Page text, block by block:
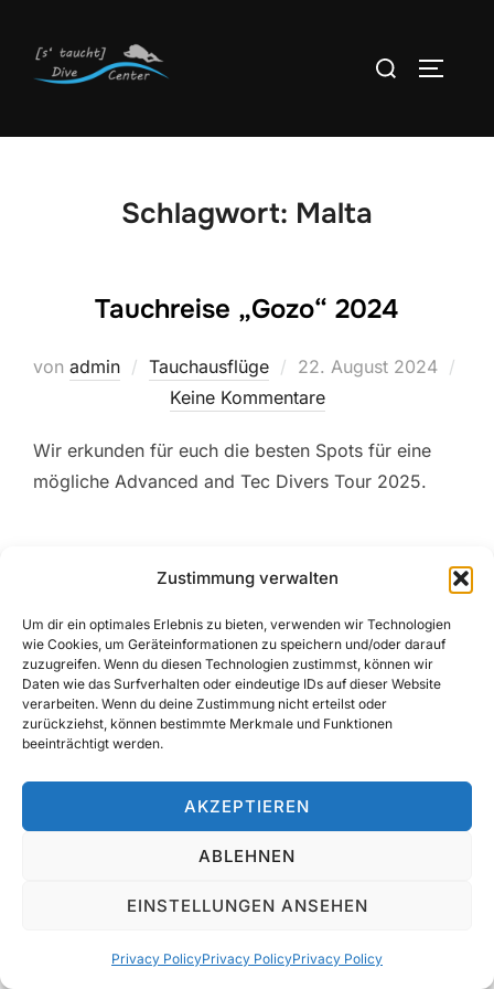
Zustimmung verwalten
Um dir ein optimales Erlebnis zu bieten, verwenden wir Technologien
wie Cookies, um Geräteinformationen zu speichern und/oder darauf
zuzugreifen. Wenn du diesen Technologien zustimmst, können wir
Daten wie das Surfverhalten oder eindeutige IDs auf dieser Website
verarbeiten. Wenn du deine Zustimmung nicht erteilst oder
zurückziehst, können bestimmte Merkmale und Funktionen
beeinträchtigt werden.
AKZEPTIEREN
ABLEHNEN
EINSTELLUNGEN ANSEHEN
Privacy PolicyPrivacy PolicyPrivacy Policy
Inhalt
springen
Suchen
Schlagwort: Malta
Tauchreise „Gozo“ 2024
von admin Tauchausflüge
Veröffentlicht
am
22. August 2024
Keine Kommentare
Wir erkunden für euch die besten Spots für eine
mögliche Advanced and Tec Divers Tour 2025.
Privacy Policy
Copyright © 2026 s'taucht Dive Center
Inspiro ThemevonWPZOOM